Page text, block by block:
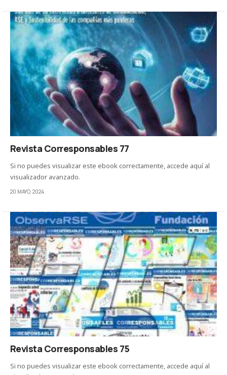
Revista Corresponsables 77
Si no puedes visualizar este ebook correctamente, accede aquí al
visualizador avanzado.
20 MAYO, 2024
Revista Corresponsables 75
Si no puedes visualizar este ebook correctamente, accede aquí al